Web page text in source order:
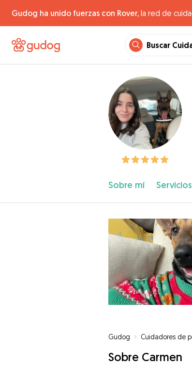
Gudog ha unido fuerzas con Rover, la red de
Buscar
Sobre mí
Gudog » Cuidadores de
Sobre Carmen